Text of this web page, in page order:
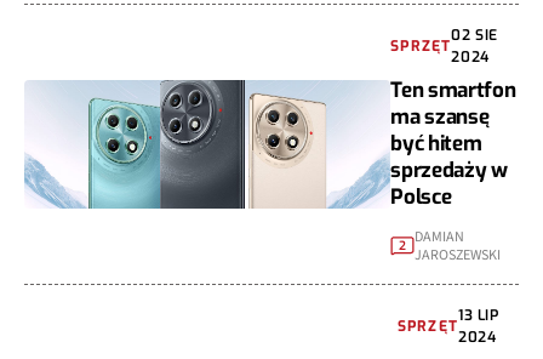
SPRZĘT
02 SIE
2024
Ten smartfon
ma szansę
być hitem
sprzedaży w
Polsce
2
DAMIAN
JAROSZEWSKI
SPRZĘT
13 LIP
2024